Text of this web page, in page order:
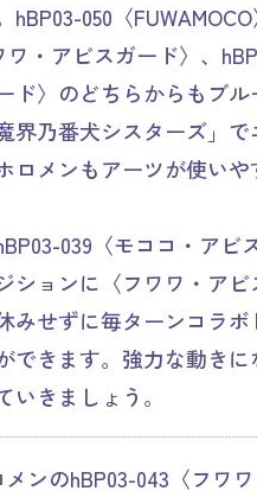
hBP03-050〈
ワ・アビスガード〉、
ド〉のどちらからもブ
界乃番犬シスターズ」
ロメンもアーツが使い
039〈モココ・アビ
ションに〈フワワ・ア
みせずに毎ターンコラ
できます。強力な動き
いきましょう。
ンのhBP03-043〈フワ